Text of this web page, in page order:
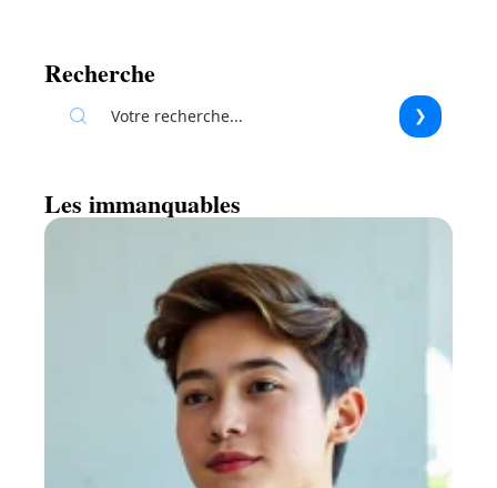
Recherche
Les immanquables